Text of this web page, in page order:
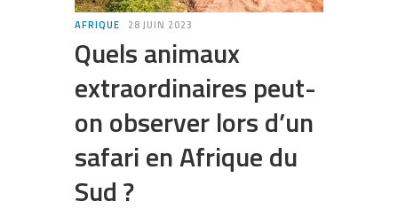
AFRIQUE 28 JUIN 2023
Quels animaux
extraordinaires peut-
on observer lors d’un
safari en Afrique du
Sud ?